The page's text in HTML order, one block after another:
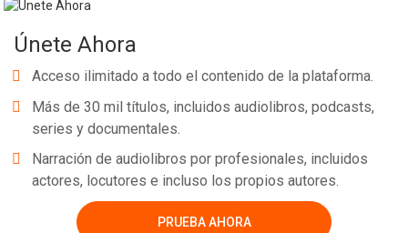
Únete Ahora
Acceso ilimitado a todo el contenido de la plataforma.
Más de 30 mil títulos, incluidos audiolibros, podcasts,
series y documentales.
Narración de audiolibros por profesionales, incluidos
actores, locutores e incluso los propios autores.
PRUEBA AHORA